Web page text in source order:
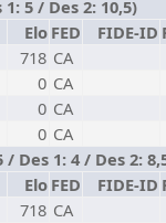
5 / Des 2: 10,5)
Elo FED FIDE-ID
718 CA
0 CA
0 CA
0 CA
Des 1: 4 / Des 2:
Elo FED FIDE-ID
718 CA